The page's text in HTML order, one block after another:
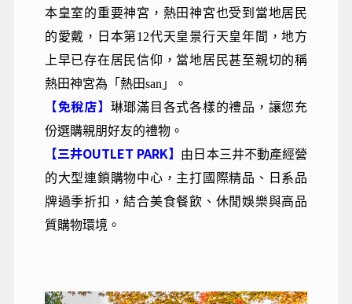
本皇室的重要神宮，熱田神宮也受到當地居民
的愛戴，日本第12代天皇景行天皇年間，地方
上早已存在居民信仰，當地居民甚至親切的稱
熱田神宮為「熱田san」。
【免稅店】
琳瑯滿目各式各樣的禮品，讓您充
份選購親朋好友的禮物。
【三井OUTLET PARK】
由日本三井不動產經營
的大型連鎖購物中心，主打國際精品、日系品
牌過季折扣，結合美食餐飲、休閒娛樂與高品
質購物環境。